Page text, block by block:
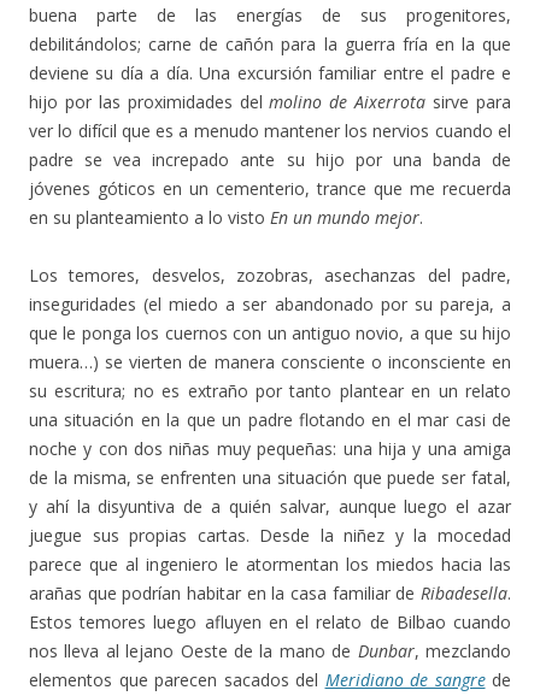
buena parte de las energías de sus progenitores,
debilitándolos; carne de cañón para la guerra fría en la que
deviene su día a día. Una excursión familiar entre el padre e
hijo por las proximidades delmolino de Aixerrota sirve para
ver lo difícil que es a menudo mantener los nervios cuando el
padre se vea increpado ante su hijo por una banda de
jóvenes góticos en un cementerio, trance que me recuerda
en su planteamiento a lo visto En un mundo mejor.
Los temores, desvelos, zozobras, asechanzas del padre,
inseguridades (el miedo a ser abandonado por su pareja, a
que le ponga los cuernos con un antiguo novio, a que su hijo
muera…) se vierten de manera consciente o inconsciente en
su escritura; no es extraño por tanto plantear en un relato
una situación en la que un padre flotando en el mar casi de
noche y con dos niñas muy pequeñas: una hija y una amiga
de la misma, se enfrenten una situación que puede ser fatal,
y ahí la disyuntiva de a quién salvar, aunque luego el azar
juegue sus propias cartas. Desde la niñez y la mocedad
parece que al ingeniero le atormentan los miedos hacia las
arañas que podrían habitar en la casa familiar de Ribadesella.
Estos temores luego afluyen en el relato de Bilbao cuando
nos lleva al lejano Oeste de la mano de Dunbar, mezclando
elementos que parecen sacados del Meridiano de sangrede